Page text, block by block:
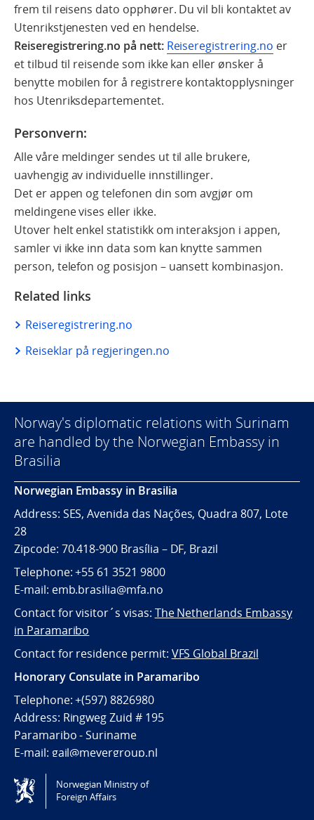
frem til reisens dato opphører. Du vil bli kontaktet av
Utenrikstjenesten ved en hendelse.
Reiseregistrering.no på nett: Reiseregistrering.no er
et tilbud til reisende som ikke kan eller ønsker å
benytte mobilen for å registrere kontaktopplysninger
hos Utenriksdepartementet.
Personvern:
Alle våre meldinger sendes ut til alle brukere,
uavhengig av individuelle innstillinger.
Det er appen og telefonen din som avgjør om
meldingene vises eller ikke.
Utover helt enkel statistikk om interaksjon i appen,
samler vi ikke inn data som kan knytte sammen
person, telefon og posisjon – uansett kombinasjon.
Related links
Reiseregistrering.no
Reiseklar på regjeringen.no
Norway's diplomatic relations with Surinam
are handled by the Norwegian Embassy in
Brasilia
Norwegian Embassy in Brasilia
Address: SES, Avenida das Nações, Quadra 807, Lote
28
Zipcode: 70.418-900 Brasília – DF, Brazil
Telephone: +55 61 3521 9800
E-mail: emb.brasilia@mfa.no
Contact for visitor´s visas: The Netherlands Embassy
in Paramaribo
Contact for residence permit: VFS Global Brazil
Honorary Consulate in Paramaribo
Telephone: +(597) 8826980
Address: Ringweg Zuid # 195
Paramaribo - Suriname
E-mail: gail@meyergroup.nl
Tilgjengelighetserklæring / Accessibility statement
(NO)
Norwegian Ministry of
Foreign Affairs